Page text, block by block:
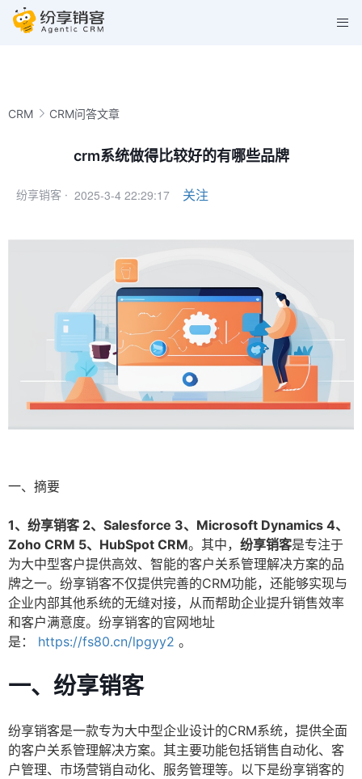
CRM CRM问答文章
crm系统做得比较好的有哪些品牌
纷享销客 · 2025-3-4 22:29:17 关注
一、摘要
1、纷享销客 2、Salesforce 3、Microsoft Dynamics 4、
Zoho CRM 5、HubSpot CRM。其中， 纷享销客是专注于
为大中型客户提供高效、智能的客户关系管理解决方案的品
牌之一。纷享销客不仅提供完善的CRM功能，还能够实现与
企业内部其他系统的无缝对接，从而帮助企业提升销售效率
和客户满意度。纷享销客的官网地址
是：
https://fs80.cn/lpgyy2 。
一、纷享销客
纷享销客是一款专为大中型企业设计的CRM系统，提供全面
的客户关系管理解决方案。其主要功能包括销售自动化、客
户管理、市场营销自动化、服务管理等。以下是纷享销客的